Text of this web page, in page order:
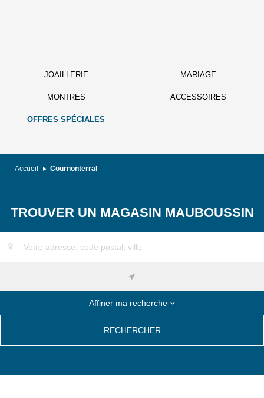
JOAILLERIE MARIAGE
MONTRES ACCESSOIRES
OFFRES SPÉCIALES
Accueil Cournonterral
TROUVER UN MAGASIN MAUBOUSSIN
Affiner ma recherche
RECHERCHER